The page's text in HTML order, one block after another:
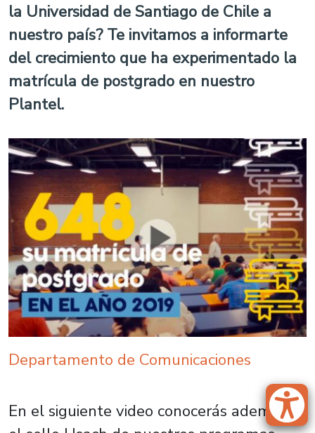
la Universidad de Santiago de Chile a
nuestro país? Te invitamos a informarte
del crecimiento que ha experimentado la
matrícula de postgrado en nuestro
Plantel.
Departamento de Comunicaciones
En el siguiente video conocerás además